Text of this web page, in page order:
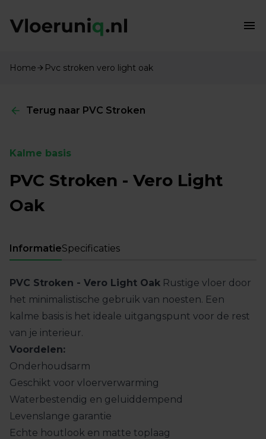
Home Pvc stroken vero light oak
Terug naar PVC Stroken
Kalme basis
PVC Stroken - Vero Light
Oak
InformatieSpecificaties
PVC Stroken - Vero Light Oak Rustige vloer door
het minimalistische gebruik van noesten. Een
kalme basis is het ideale uitgangspunt voor de rest
van je interieur.
Voordelen:
Onderhoudsarm
Geschikt voor vloerverwarming
Waterbestendig en geluiddempend
Levenslange garantie
Echte houtlook en matte toplaag